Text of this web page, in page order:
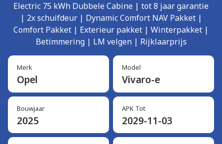
Electric 75 kWh Dubbele Cabine | tot 8 jaar garantie
| 2x schuifdeur | Dynamic Comfort NAV Pakket |
Comfort Pakket | Exterieur pakket | Winterpakket |
Betimmering | LM velgen | Rijklaarprijs
Merk
Opel
Model
Vivaro-e
Bouwjaar
2025
APK Tot
2029-11-03